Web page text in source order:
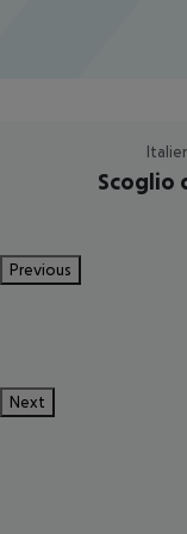
Scoglio
Previous
Next